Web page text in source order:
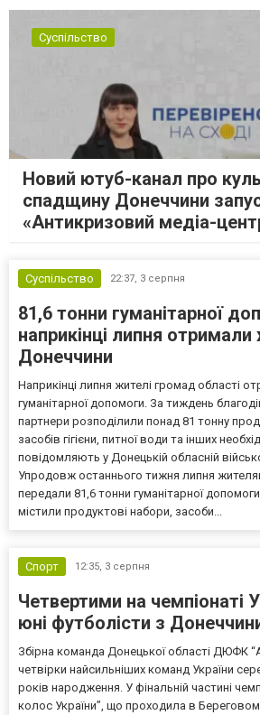
Суспільство
Новий ютуб-канал про
спадщину Донеччини
«Антикризовий медіа-
Суспільство 22:37, 3 серпня
81,6 тонни гуманітарної
наприкінці липня отримали
Донеччини
Наприкінці липня жителі громад області
гуманітарної допомоги. За тиждень
партнери розподілили понад 81 тонну
засобів гігієни, питної води та інших
повідомляють у Донецькій обласній
Упродовж останнього тижня липня
передали 81,6 тонни гуманітарної
містили продуктові набори, засоби...
Спорт 12:35, 3 серпня
Четвертими на чемпіонаті
юні футболісти з
Збірна команда Донецької області ДЮФК
четвірки найсильніших команд України
років народження. У фінальній частині
колос України”, що проходила в